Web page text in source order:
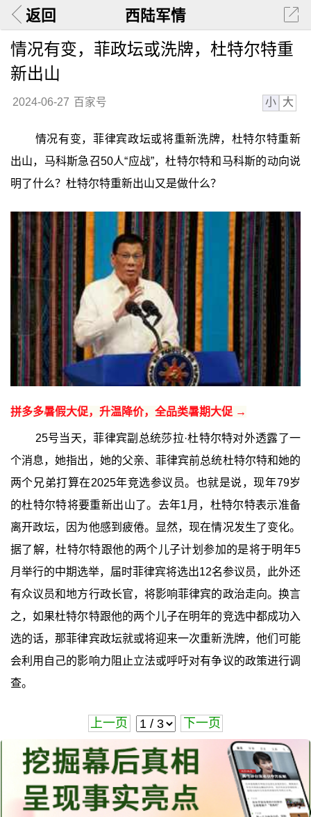
返回 西陆军情
情况有变，菲政坛或洗牌，杜特尔特重
新出山
2024-06-27 百家号 小 大
情况有变，菲律宾政坛或将重新洗牌，杜特尔特重新
出山，马科斯急召50人“应战”，杜特尔特和马科斯的动向说
明了什么？杜特尔特重新出山又是做什么？
拼多多暑假大促，升温降价，全品类暑期大促 →
25号当天，菲律宾副总统莎拉·杜特尔特对外透露了一
个消息，她指出，她的父亲、菲律宾前总统杜特尔特和她的
两个兄弟打算在2025年竞选参议员。也就是说，现年79岁
的杜特尔特将要重新出山了。去年1月，杜特尔特表示准备
离开政坛，因为他感到疲倦。显然，现在情况发生了变化。
据了解，杜特尔特跟他的两个儿子计划参加的是将于明年5
月举行的中期选举，届时菲律宾将选出12名参议员，此外还
有众议员和地方行政长官，将影响菲律宾的政治走向。换言
之，如果杜特尔特跟他的两个儿子在明年的竞选中都成功入
选的话，那菲律宾政坛就或将迎来一次重新洗牌，他们可能
会利用自己的影响力阻止立法或呼吁对有争议的政策进行调
查。
上一页 下一页